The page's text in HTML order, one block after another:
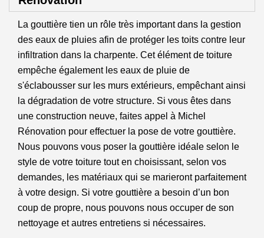
La gouttière tien un rôle très important dans la gestion
des eaux de pluies afin de protéger les toits contre leur
infiltration dans la charpente. Cet élément de toiture
empêche également les eaux de pluie de
s'éclabousser sur les murs extérieurs, empêchant ainsi
la dégradation de votre structure. Si vous êtes dans
une construction neuve, faites appel à Michel
Rénovation pour effectuer la pose de votre gouttière.
Nous pouvons vous poser la gouttière idéale selon le
style de votre toiture tout en choisissant, selon vos
demandes, les matériaux qui se marieront parfaitement
à votre design. Si votre gouttière a besoin d’un bon
coup de propre, nous pouvons nous occuper de son
nettoyage et autres entretiens si nécessaires.